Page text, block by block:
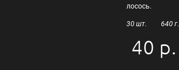
лосось.
30 шт. 640 г.
40 р.